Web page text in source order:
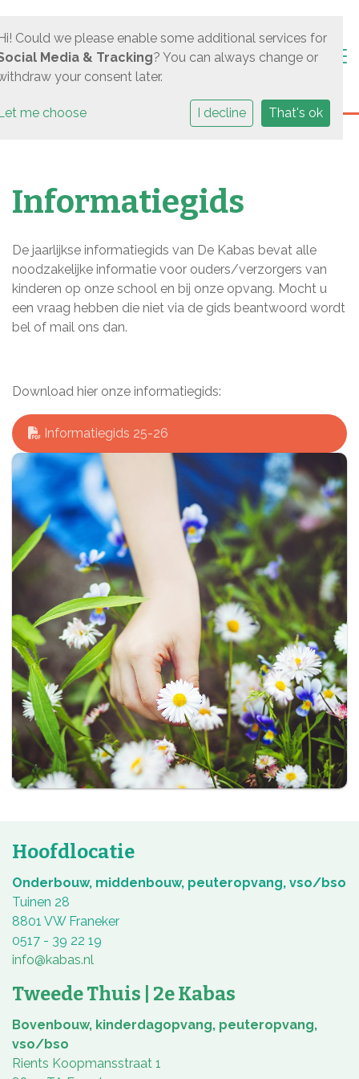
Informatiegids
De jaarlijkse informatiegids van De Kabas bevat alle
noodzakelijke informatie voor ouders/verzorgers van
kinderen op onze school en bij onze opvang. Mocht u
een vraag hebben die niet via de gids beantwoord wordt
bel of mail ons dan.
Download hier onze informatiegids:
Informatiegids 25-26
Hoofdlocatie
Onderbouw, middenbouw, peuteropvang, vso/bso
Tuinen 28
8801 VW Franeker
0517 - 39 22 19
info@kabas.nl
Tweede Thuis | 2e Kabas
Bovenbouw, kinderdagopvang, peuteropvang,
vso/bso
Rients Koopmansstraat 1
Could we please enable some additional services for
Media & Tracking? You can always change or
your consent later.
me choose I decline That's ok